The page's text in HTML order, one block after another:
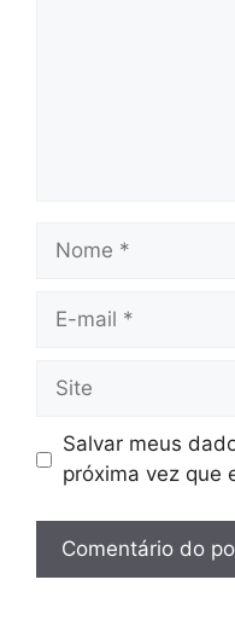
Nome
Site
Salvar meus
próxima vez que